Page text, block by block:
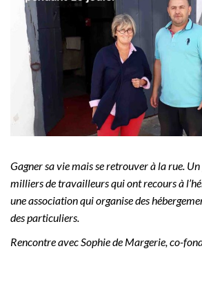
Gagner sa vie mais se retrouver à la rue.
milliers de travailleurs qui ont recours à
une association qui organise des
des particuliers.
Rencontre avec Sophie de Margerie, co-